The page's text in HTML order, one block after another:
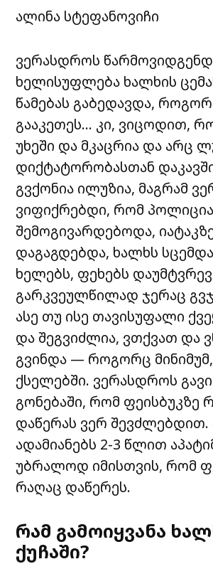
ალინა სტეფანოვიჩი
ვერასდროს
ხელისუფლება ხალხის
წამებას გაბედავდა,
გააკეთეს… კი, ვიცოდით,
უხეში და მკაცრია და არც
დიქტატორობასთან
გვქონია ილუზია, მაგრამ
ვიფიქრებდი, რომ
შემოგივარდებოდა,
დაგაგდებდა, ხალხს
ხელებს, ფეხებს
გარკვეულწილად ჯერაც
ასე თუ ისე თავისუფალი
და შეგვიძლია, ვთქვათ და
გვინდა — როგორც
ქსელებში. ვერასდროს
გონებაში, რომ ფეისბუკზე
დაწერას ვერ შევძლებდით.
ადამიანებს 2-3 წლით
უბრალოდ იმისთვის, რომ
რაღაც დაწერეს.
რამ გამოიყვანა
ქუჩაში?